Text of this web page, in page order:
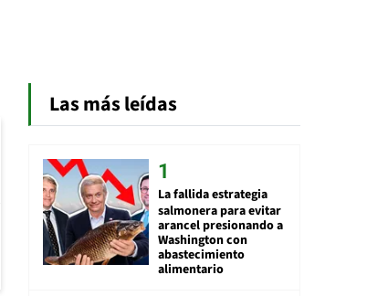
Las más leídas
La fallida estrategia
salmonera para evitar
arancel presionando a
Washington con
abastecimiento
alimentario